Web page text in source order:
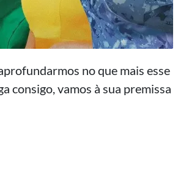
no que mais esse
consigo, vamos à sua premissa